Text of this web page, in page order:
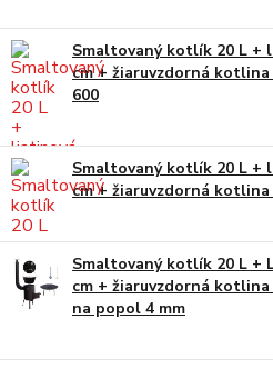
Smaltovaný kotlík 20 L +
cm + žiaruvzdorná kotlina
600
Smaltovaný kotlík 20 L +
cm + žiaruvzdorná kotlina
Smaltovaný kotlík 20 L +
cm + žiaruvzdorná kotlina
na popol 4 mm